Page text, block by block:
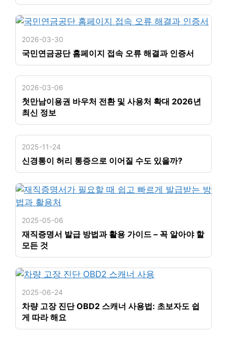
2026-03-30
국민연금공단 홈페이지 접속 오류 해결과 인증서
2026-03-06
첫만남이용권 바우처 전환 및 사용처 확대 2026년
최신 정보
2025-11-24
신경통이 허리 통증으로 이어질 수도 있을까?
2025-05-06
재직증명서 발급 방법과 활용 가이드 – 꼭 알아야 할
모든 것
2025-06-24
차량 고장 진단 OBD2 스캐너 사용법: 초보자도 쉽
게 따라 해요